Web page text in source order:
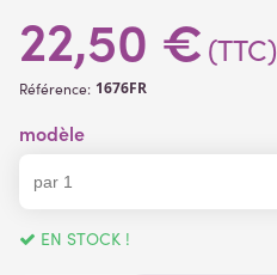
22,50 € (TTC)
Référence: 1676FR
modèle
EN STOCK !